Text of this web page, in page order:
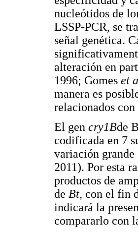
nucleótidos de
LSSP-PCR, se
señal genética.
alteración en
1996; Gomes et
manera es
relacionados
El gen cry1Bde
codificada en 7
variación grande
2011). Por esta
productos de
de Bt, con el fin
indicará la
compararlo con